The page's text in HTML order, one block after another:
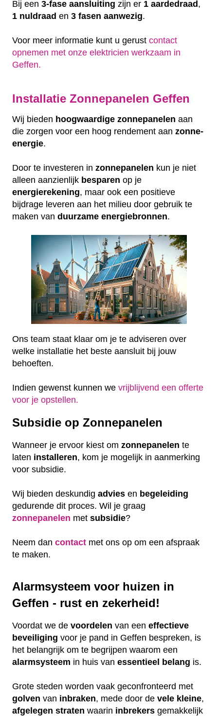
Bij een 3-fase aansluiting zijn er 1 aardedraad,
1 nuldraad en 3 fasen aanwezig.
Voor meer informatie kunt u gerust contact
opnemen met onze elektricien werkzaam in
Geffen.
Installatie Zonnepanelen Geffen
Wij bieden hoogwaardige zonnepanelen aan
die zorgen voor een hoog rendement aan zonne-
energie.
Door te investeren in zonnepanelen kun je niet
alleen aanzienlijk besparen op je
energierekening, maar ook een positieve
bijdrage leveren aan het milieu door gebruik te
maken van duurzame energiebronnen.
Ons team staat klaar om je te adviseren over
welke installatie het beste aansluit bij jouw
behoeften.
Indien gewenst kunnen we vrijblijvend een offerte
voor je opstellen.
Subsidie op Zonnepanelen
Wanneer je ervoor kiest om zonnepanelen te
laten installeren, kom je mogelijk in aanmerking
voor subsidie.
Wij bieden deskundig advies en begeleiding
gedurende dit proces. Wil je graag
zonnepanelen met subsidie?
Neem dan contact met ons op om een afspraak
te maken.
Alarmsysteem voor huizen in
Geffen - rust en zekerheid!
Voordat we de voordelen van een effectieve
beveiliging voor je pand in Geffen bespreken, is
het belangrijk om te begrijpen waarom een
alarmsysteem in huis van essentieel belang is.
Grote steden worden vaak geconfronteerd met
golven van inbraken, mede door de vele kleine,
afgelegen straten waarin inbrekers gemakkelijk